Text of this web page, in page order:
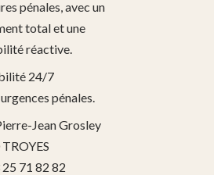
pénales, avec un
total et une
réactive.
24/7
pénales.
Jean Grosley
25 71 82 82